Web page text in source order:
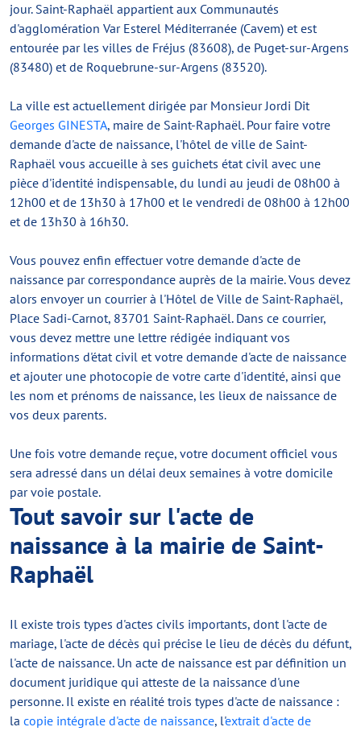
jour. Saint-Raphaël appartient aux Communautés
d'agglomération Var Esterel Méditerranée (Cavem) et est
entourée par les villes de Fréjus (83608), de Puget-sur-Argens
(83480) et de Roquebrune-sur-Argens (83520).
La ville est actuellement dirigée par Monsieur Jordi Dit
Georges GINESTA, maire de Saint-Raphaël. Pour faire votre
demande d'acte de naissance, l'hôtel de ville de Saint-
Raphaël vous accueille à ses guichets état civil avec une
pièce d'identité indispensable, du lundi au jeudi de 08h00 à
12h00 et de 13h30 à 17h00 et le vendredi de 08h00 à 12h00
et de 13h30 à 16h30.
Vous pouvez enfin effectuer votre demande d'acte de
naissance par correspondance auprès de la mairie. Vous devez
alors envoyer un courrier à l'Hôtel de Ville de Saint-Raphaël,
Place Sadi-Carnot, 83701 Saint-Raphaël. Dans ce courrier,
vous devez mettre une lettre rédigée indiquant vos
informations d'état civil et votre demande d'acte de naissance
et ajouter une photocopie de votre carte d'identité, ainsi que
les nom et prénoms de naissance, les lieux de naissance de
vos deux parents.
Une fois votre demande reçue, votre document officiel vous
sera adressé dans un délai deux semaines à votre domicile
par voie postale.
Tout savoir sur l'acte de
naissance à la mairie de Saint-
Raphaël
Il existe trois types d'actes civils importants, dont l'acte de
mariage, l'acte de décès qui précise le lieu de décès du défunt,
l'acte de naissance. Un acte de naissance est par définition un
document juridique qui atteste de la naissance d'une
personne. Il existe en réalité trois types d'acte de naissance :
la copie intégrale d'acte de naissance, l'extrait d'acte de